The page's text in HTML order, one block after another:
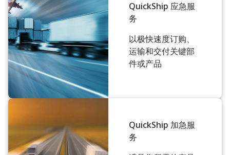
QuickShip 应急服
务
以极快速度订购、
运输和交付关键部
件或产品
QuickShip 加急服
务